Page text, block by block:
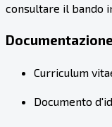
consultare il bando
Curriculum
Documento